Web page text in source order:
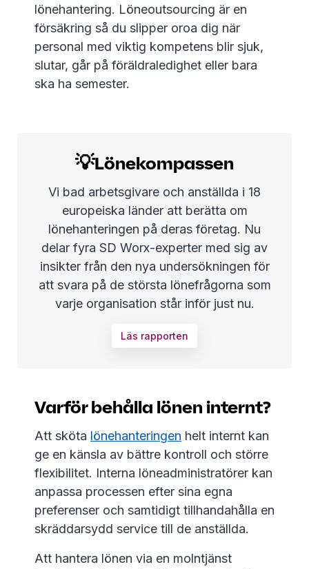
lönehantering. Löneoutsourcing är en
försäkring så du slipper oroa dig när
personal med viktig kompetens blir sjuk,
slutar, går på föräldraledighet eller bara
ska ha semester.
💡Lönekompassen
Vi bad arbetsgivare och anställda i 18
europeiska länder att berätta om
lönehanteringen på deras företag. Nu
delar fyra SD Worx-experter med sig av
insikter från den nya undersökningen för
att svara på de största lönefrågorna som
varje organisation står inför just nu.
Läs rapporten
Varför behålla lönen internt?
Att sköta lönehanteringen helt internt kan
ge en känsla av bättre kontroll och större
flexibilitet. Interna löneadministratörer kan
anpassa processen efter sina egna
preferenser och samtidigt tillhandahålla en
skräddarsydd service till de anställda.
Att hantera lönen via en molntjänst